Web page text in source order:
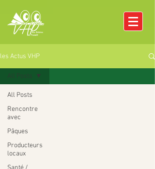
les Actus VHP
All Posts
Rencontre
avec
Pâques
Producteurs
locaux
All Posts